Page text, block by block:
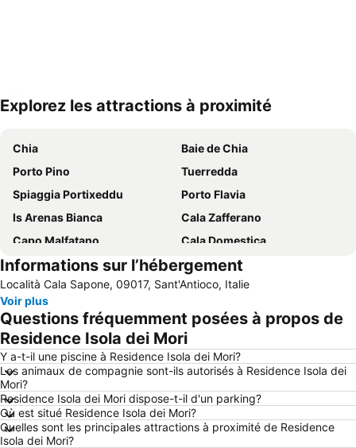
Explorez les attractions à proximité
Chia
Baie de Chia
Porto Pino
Tuerredda
Spiaggia Portixeddu
Porto Flavia
Is Arenas Bianca
Cala Zafferano
Capo Malfatano
Cala Domestica
Masua
Spiaggia Maladroxia
Su Giudeu
Spiaggia Maladroxia
Sant'Antioco
Villaggio Ipogeo
Porto Pino
Porto Botte
Spiaggia Fontanamare
Miniera di Nebida
Masua
Informations sur l’hébergement
Località Cala Sapone, 09017, Sant'Antioco, Italie
Voir plus
Questions fréquemment posées à propos de
Residence Isola dei Mori
Y a-t-il une piscine à Residence Isola dei Mori?
Les animaux de compagnie sont-ils autorisés à Residence Isola dei
Mori?
Residence Isola dei Mori dispose-t-il d'un parking?
Où est situé Residence Isola dei Mori?
Quelles sont les principales attractions à proximité de Residence
Isola dei Mori?